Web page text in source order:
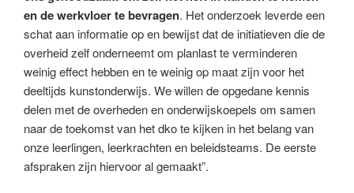
en de werkvloer te bevragen. Het onderzoek leverde een
schat aan informatie op en bewijst dat de initiatieven die de
overheid zelf onderneemt om planlast te verminderen
weinig effect hebben en te weinig op maat zijn voor het
deeltijds kunstonderwijs. We willen de opgedane kennis
delen met de overheden en onderwijskoepels om samen
naar de toekomst van het dko te kijken in het belang van
onze leerlingen, leerkrachten en beleidsteams. De eerste
afspraken zijn hiervoor al gemaakt”.